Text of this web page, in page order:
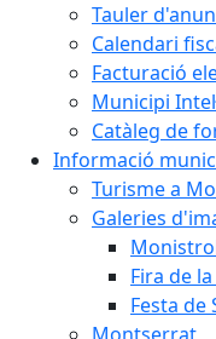
Tauler
Calendari
Facturació
Municipi
Catàleg de
Informació
Turisme a
Galeries
Fira de
Festa de